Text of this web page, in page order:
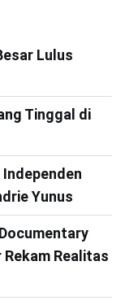
Lulus
Tinggal di
Yunus
Realitas